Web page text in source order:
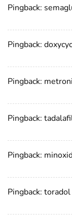
Pingback:
Pingback:
Pingback:
Pingback:
Pingback:
Pingback: toradol